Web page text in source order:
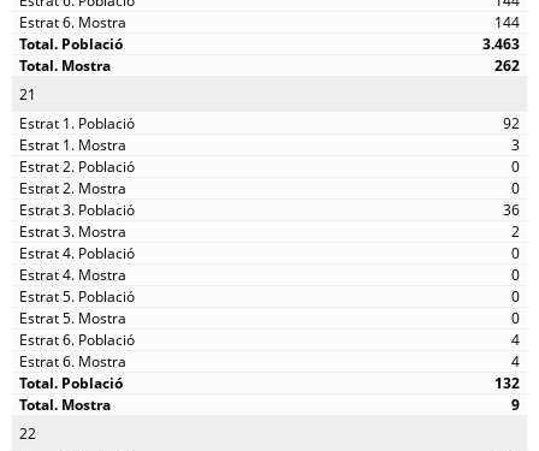
144
3.463
262
21
92
3
0
0
36
2
0
0
0
0
4
4
132
9
22